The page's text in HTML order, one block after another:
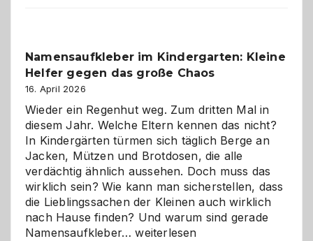
ist
eine
die
richtige
Wahl?
Namensaufkleber im Kindergarten: Kleine
Helfer gegen das große Chaos
16. April 2026
Wieder ein Regenhut weg. Zum dritten Mal in
diesem Jahr. Welche Eltern kennen das nicht?
In Kindergärten türmen sich täglich Berge an
Jacken, Mützen und Brotdosen, die alle
verdächtig ähnlich aussehen. Doch muss das
wirklich sein? Wie kann man sicherstellen, dass
die Lieblingssachen der Kleinen auch wirklich
nach Hause finden? Und warum sind gerade
Namensaufkleber…Namensaufkleber
weiterlesen